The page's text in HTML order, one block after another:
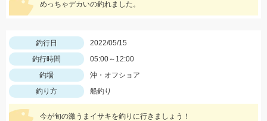
めっちゃデカいの釣れました。
釣行日
2022/05/15
釣行時間
05:00～12:00
釣場
沖・オフショア
釣り方
船釣り
今が旬の激うまイサキを釣りに行きましょう！